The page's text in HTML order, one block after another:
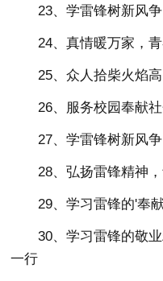
23、学雷锋树新风争
24、真情暖万家，青
25、众人拾柴火焰高
26、服务校园奉献社
27、学雷锋树新风争
28、弘扬雷锋精神，
29、学习雷锋的'奉献
30、学习雷锋的敬业
一行